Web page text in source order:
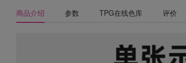
商品介绍 参数 TPG在线色库 评价